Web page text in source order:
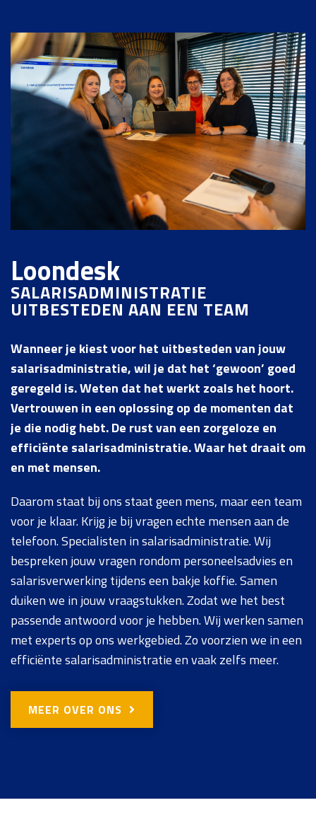
Loondesk
SALARISADMINISTRATIE
UITBESTEDEN AAN EEN TEAM
Wanneer je kiest voor het uitbesteden van jouw
salarisadministratie, wil je dat het ‘gewoon’ goed
geregeld is. Weten dat het werkt zoals het hoort.
Vertrouwen in een oplossing op de momenten dat
je die nodig hebt. De rust van een zorgeloze en
efficiënte salarisadministratie. Waar het draait om
en met mensen.
Daarom staat bij ons staat geen mens, maar een team
voor je klaar. Krijg je bij vragen echte mensen aan de
telefoon. Specialisten in salarisadministratie. Wij
bespreken jouw vragen rondom personeelsadvies en
salarisverwerking tijdens een bakje koffie. Samen
duiken we in jouw vraagstukken. Zodat we het best
passende antwoord voor je hebben. Wij werken samen
met experts op ons werkgebied. Zo voorzien we in een
efficiënte salarisadministratie en vaak zelfs meer.
MEER OVER ONS